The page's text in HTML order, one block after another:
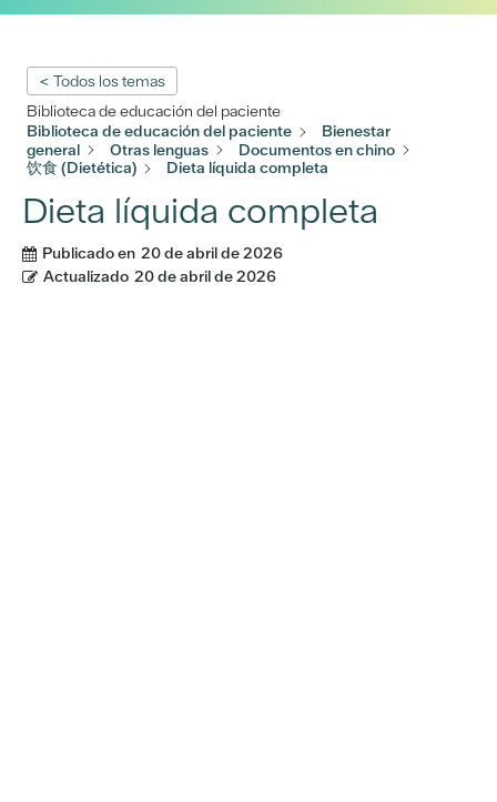
< Todos los temas
Biblioteca de educación del paciente
Biblioteca de educación del paciente
Bienestar
general
Otras lenguas
Documentos en chino
饮食 (Dietética)
Dieta líquida completa
Dieta líquida completa
Publicado en 20 de abril de 2026
Actualizado 20 de abril de 2026